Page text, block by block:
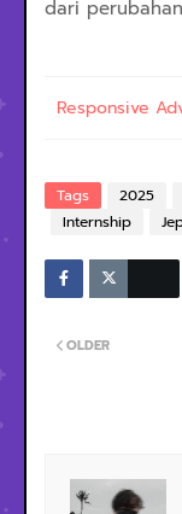
dari
Responsive
Tags 2025
Internship
OLDER